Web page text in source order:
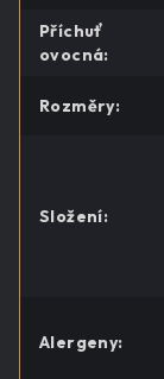
Příchuť
ovocná:
Rozměry:
Složení:
Alergeny: